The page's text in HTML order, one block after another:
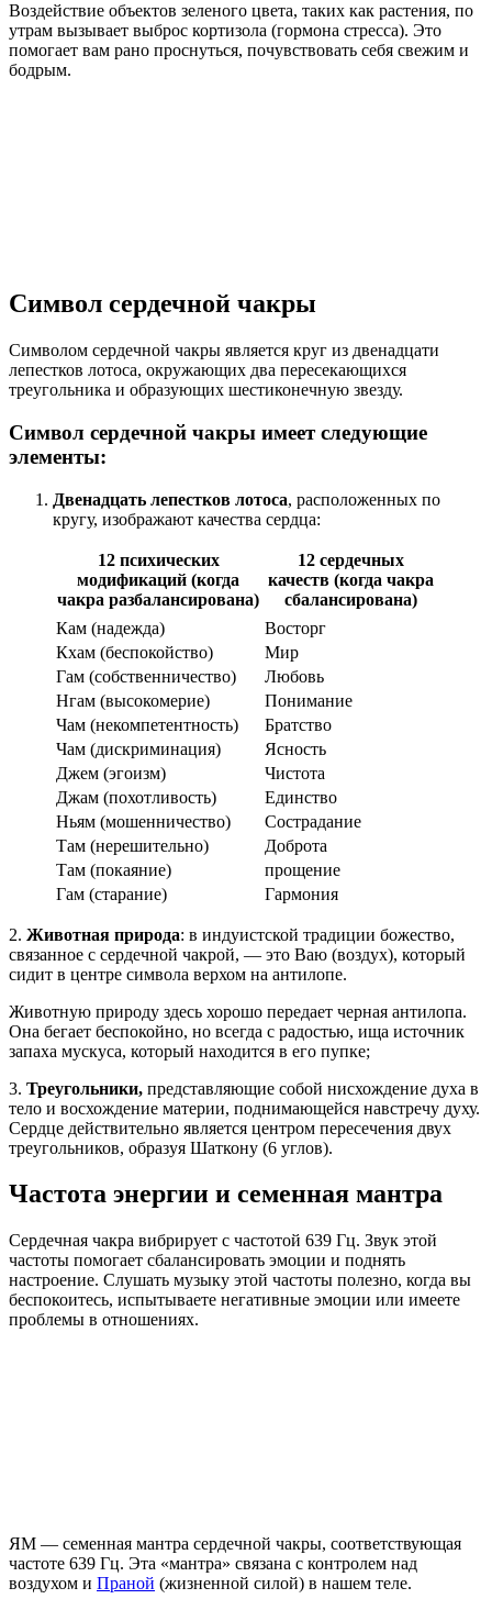
Воздействие объектов зеленого цвета, таких как растения, по
утрам вызывает выброс кортизола (гормона стресса). Это
помогает вам рано проснуться, почувствовать себя свежим и
бодрым.
Символ сердечной чакры
Символом сердечной чакры является круг из двенадцати
лепестков лотоса, окружающих два пересекающихся
треугольника и образующих шестиконечную звезду.
Символ сердечной чакры имеет следующие
элементы:
Двенадцать лепестков лотоса, расположенных по
кругу, изображают качества сердца:
12 психических
модификаций (когда
чакра разбалансирована)
12 сердечных
качеств (когда чакра
сбалансирована)
Кам (надежда)
Восторг
Кхам (беспокойство)
Мир
Гам (собственничество)
Любовь
Нгам (высокомерие)
Понимание
Чам (некомпетентность)
Братство
Чам (дискриминация)
Ясность
Джем (эгоизм)
Чистота
Джам (похотливость)
Единство
Ньям (мошенничество)
Сострадание
Там (нерешительно)
Доброта
Там (покаяние)
прощение
Гам (старание)
Гармония
2. Животная природа: в индуистской традиции божество,
связанное с сердечной чакрой, — это Ваю (воздух), который
сидит в центре символа верхом на антилопе.
Животную природу здесь хорошо передает черная антилопа.
Она бегает беспокойно, но всегда с радостью, ища источник
запаха мускуса, который находится в его пупке;
3. Треугольники, представляющие собой нисхождение духа в
тело и восхождение материи, поднимающейся навстречу духу.
Сердце действительно является центром пересечения двух
треугольников, образуя Шаткону (6 углов).
Частота энергии и семенная мантра
Сердечная чакра вибрирует с частотой 639 Гц. Звук этой
частоты помогает сбалансировать эмоции и поднять
настроение. Слушать музыку этой частоты полезно, когда вы
беспокоитесь, испытываете негативные эмоции или имеете
проблемы в отношениях.
ЯМ — семенная мантра сердечной чакры, соответствующая
частоте 639 Гц. Эта «мантра» связана с контролем над
воздухом и Праной (жизненной силой) в нашем теле.